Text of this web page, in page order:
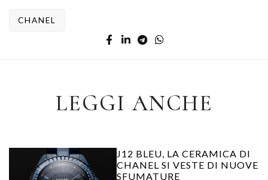
CHANEL
LEGGI ANCHE
J12 BLEU, LA CERAMICA DI
CHANEL SI VESTE DI NUOVE
SFUMATURE